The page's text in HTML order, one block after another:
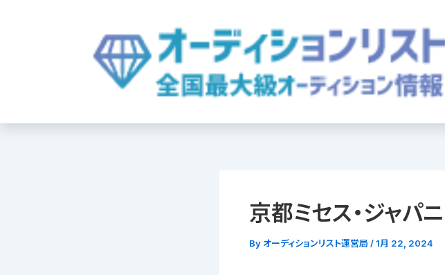
京都ミセス・ジャパ
By オーディションリスト運営局 /1月 22, 2024